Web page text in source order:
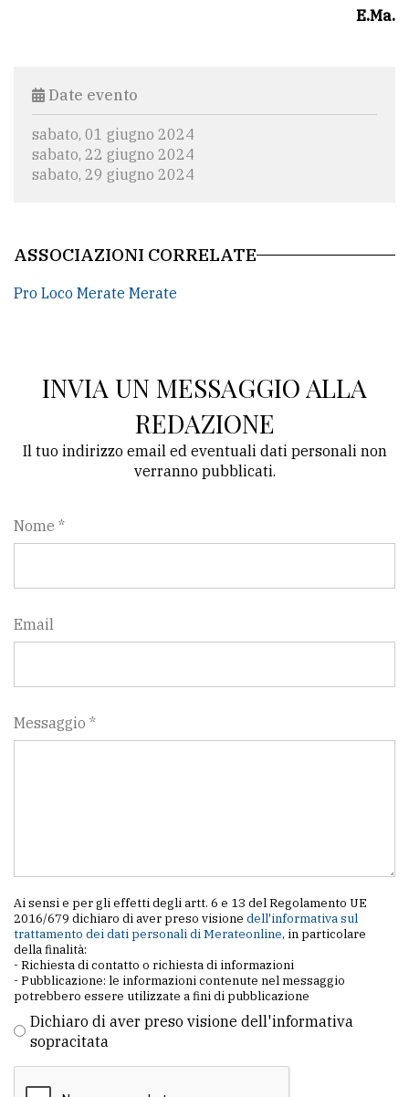
E.Ma.
Date evento
sabato, 01 giugno 2024
sabato, 22 giugno 2024
sabato, 29 giugno 2024
ASSOCIAZIONI CORRELATE
Pro Loco Merate Merate
INVIA UN MESSAGGIO ALLA
REDAZIONE
Il tuo indirizzo email ed eventuali dati personali non
verranno pubblicati.
Nome *
Email
Messaggio *
Ai sensi e per gli effetti degli artt. 6 e 13 del Regolamento UE
2016/679 dichiaro di aver preso visione dell'informativa sul
trattamento dei dati personali di Merateonline, in particolare
della finalità:
- Richiesta di contatto o richiesta di informazioni
- Pubblicazione: le informazioni contenute nel messaggio
potrebbero essere utilizzate a fini di pubblicazione
Dichiaro di aver preso visione dell'informativa
sopracitata